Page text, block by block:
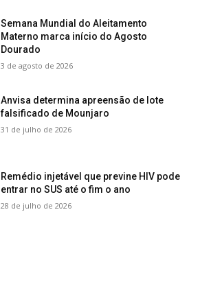
Semana Mundial do Aleitamento
Materno marca início do Agosto
Dourado
3 de agosto de 2026
Anvisa determina apreensão de lote
falsificado de Mounjaro
31 de julho de 2026
Remédio injetável que previne HIV pode
entrar no SUS até o fim o ano
28 de julho de 2026